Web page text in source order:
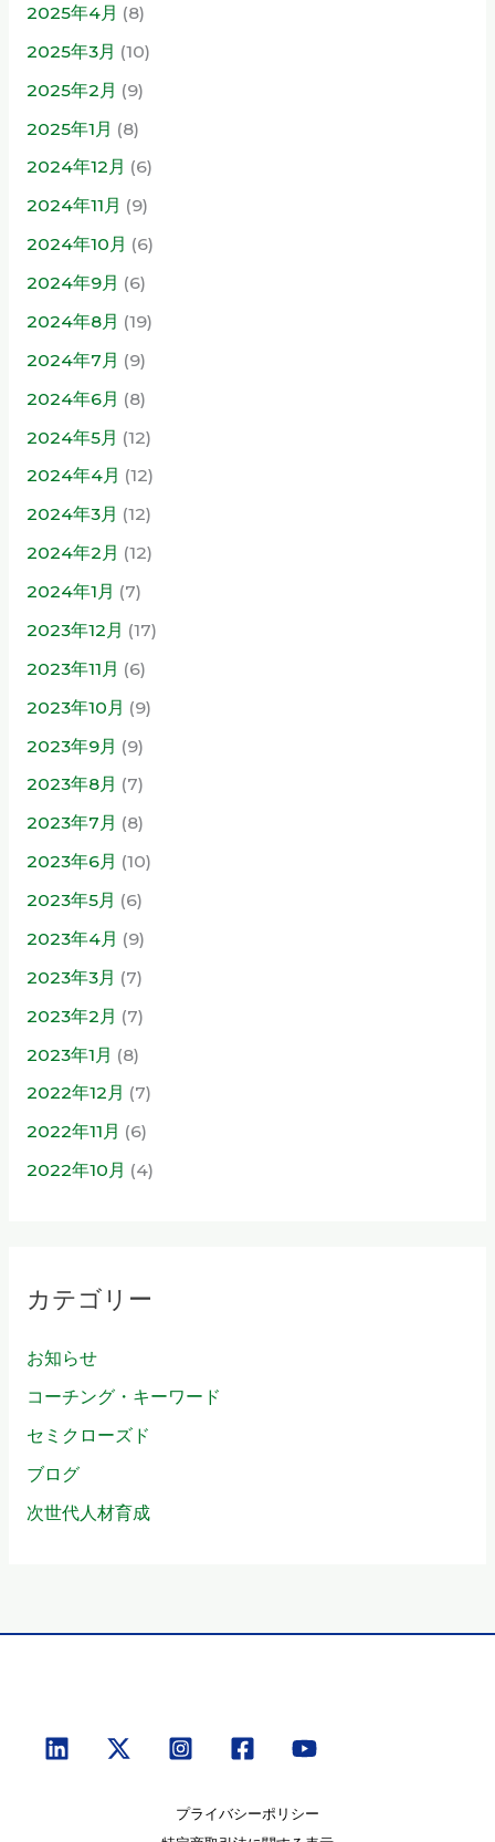
2025年4月 (8)
2025年3月 (10)
2025年2月 (9)
2025年1月 (8)
2024年12月 (6)
2024年11月 (9)
2024年10月 (6)
2024年9月 (6)
2024年8月 (19)
2024年7月 (9)
2024年6月 (8)
2024年5月 (12)
2024年4月 (12)
2024年3月 (12)
2024年2月 (12)
2024年1月 (7)
2023年12月 (17)
2023年11月 (6)
2023年10月 (9)
2023年9月 (9)
2023年8月 (7)
2023年7月 (8)
2023年6月 (10)
2023年5月 (6)
2023年4月 (9)
2023年3月 (7)
2023年2月 (7)
2023年1月 (8)
2022年12月 (7)
2022年11月 (6)
2022年10月 (4)
カテゴリー
お知らせ
コーチング・キーワード
セミクローズド
ブログ
次世代人材育成
プライバシーポリシー